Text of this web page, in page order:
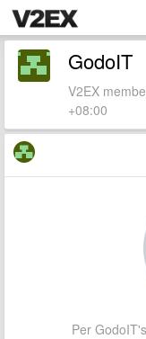
GodoIT
V2EX
+08:00
Per